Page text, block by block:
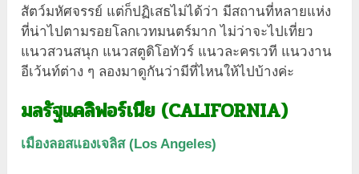
สัตว์มหัศจรรย์ แต่ก็ปฏิเสธไม่ได้ว่า มีสถานที่หลายแห่ง
ที่น่าไปตามรอยโลกเวทมนตร์มาก ไม่ว่าจะไปเที่ยว
แนวสวนสนุก แนวสตูดิโอทัวร์ แนวละครเวที แนวงาน
อีเว้นท์ต่าง ๆ ลองมาดูกันว่ามีที่ไหนให้ไปบ้างค่ะ
มลรัฐแคลิฟอร์เนีย (CALIFORNIA)
เมืองลอสแองเจลิส (Los Angeles)